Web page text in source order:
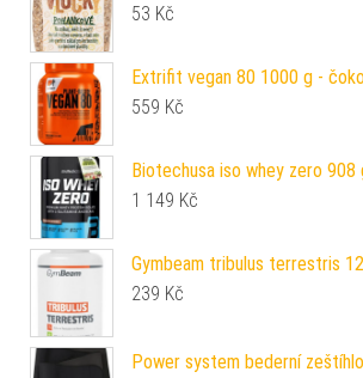
53 Kč
Extrifit vegan 80 1000 g -
559 Kč
Biotechusa iso whey zero
1 149 Kč
Gymbeam tribulus terrestris
239 Kč
Power system bederní